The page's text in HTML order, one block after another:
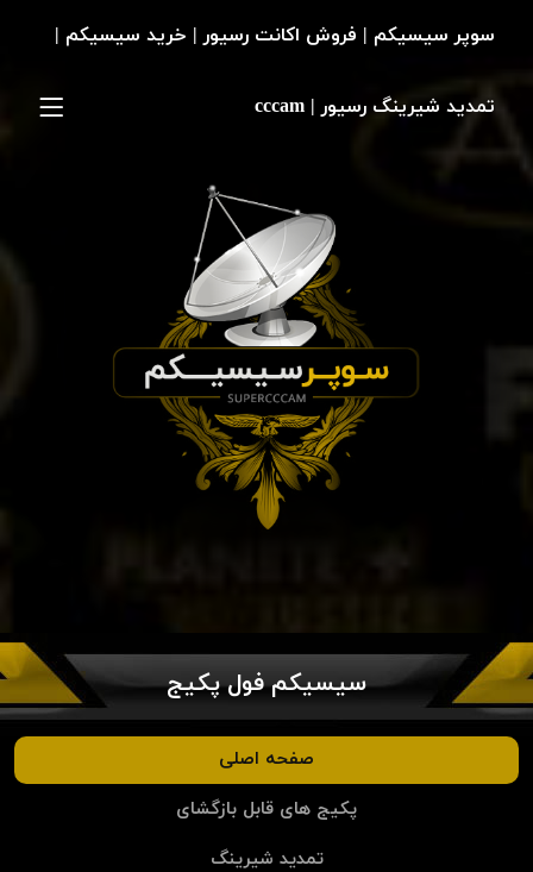
سیسیکم فول پکیج
صفحه اصلی
پکیج های قابل بازگشای
تمدید شیرینگ
سوپر سیسیکم | فروش اکانت رسیور | خرید سیسیکم |
تمدید شیرینگ رسیور | cccam